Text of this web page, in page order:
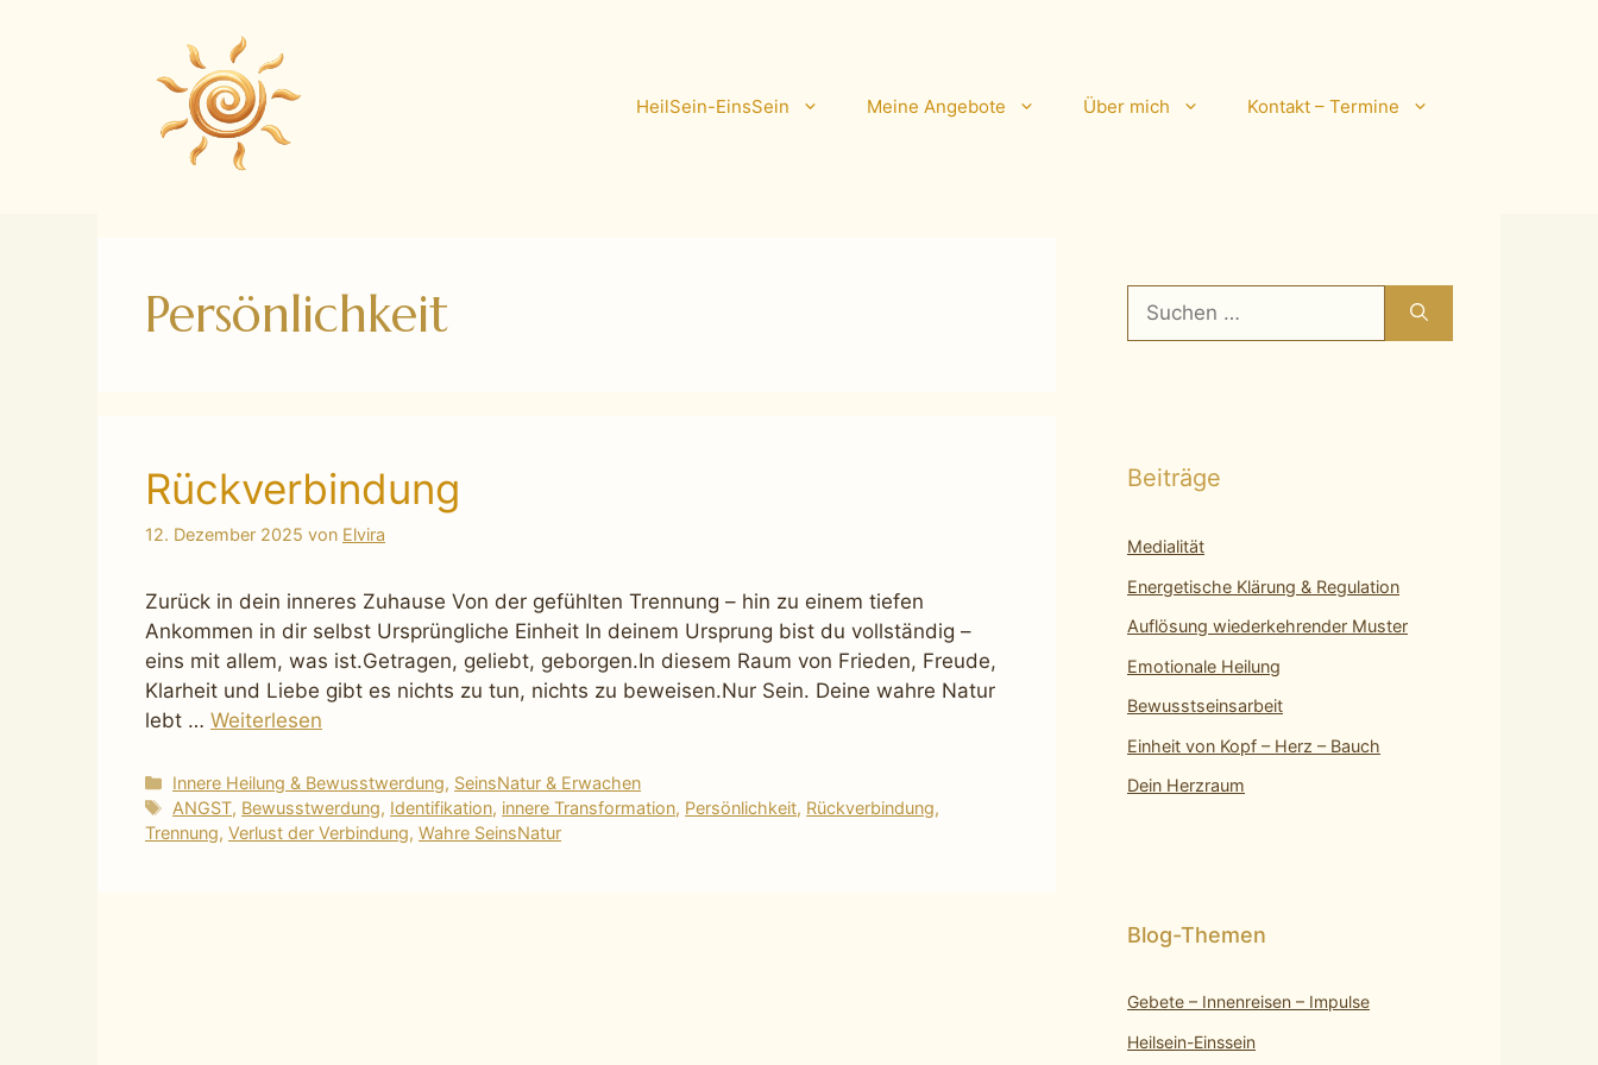
HeilSein-EinsSein Meine Angebote Über mich Kontakt – Termine
Persönlichkeit
Rückverbindung
12. Dezember 2025 von Elvira
Zurück in dein inneres Zuhause Von der gefühlten Trennung – hin zu einem tiefen
Ankommen in dir selbst Ursprüngliche Einheit In deinem Ursprung bist du vollständig –
eins mit allem, was ist.Getragen, geliebt, geborgen.In diesem Raum von Frieden, Freude,
Klarheit und Liebe gibt es nichts zu tun, nichts zu beweisen.Nur Sein. Deine wahre Natur
lebt … Weiterlesen
Kategorien
Innere Heilung & Bewusstwerdung, SeinsNatur & Erwachen
Schlagwörter
ANGST, Bewusstwerdung, Identifikation, innere Transformation, Persönlichkeit, Rückverbindung,
Trennung, Verlust der Verbindung, Wahre SeinsNatur
Suchen
nach:
Beiträge
Medialität
Energetische Klärung & Regulation
Auflösung wiederkehrender Muster
Emotionale Heilung
Bewusstseinsarbeit
Einheit von Kopf – Herz – Bauch
Dein Herzraum
Gebete – Innenreisen – Impulse
Heilsein-Einssein